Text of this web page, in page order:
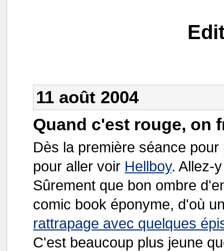
11 août 2004
Quand c'est rouge, on
Dès la première séance
pour aller voir Hellboy. Allez-
Sûrement que bon ombre
comic book éponyme, d'où
rattrapage avec quelques
C'est beaucoup plus jeune